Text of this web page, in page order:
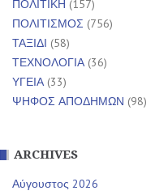
ΠΟΛΙΤΙΚΗ (157)
ΠΟΛΙΤΙΣΜΟΣ (756)
ΤΑΞΙΔΙ (58)
ΤΕΧΝΟΛΟΓΙΑ(36)
ΥΓΕΙΑ(33)
ΨΗΦΟΣ ΑΠΟΔΗΜΩΝ (98)
ARCHIVES
Αύγουστος 2026